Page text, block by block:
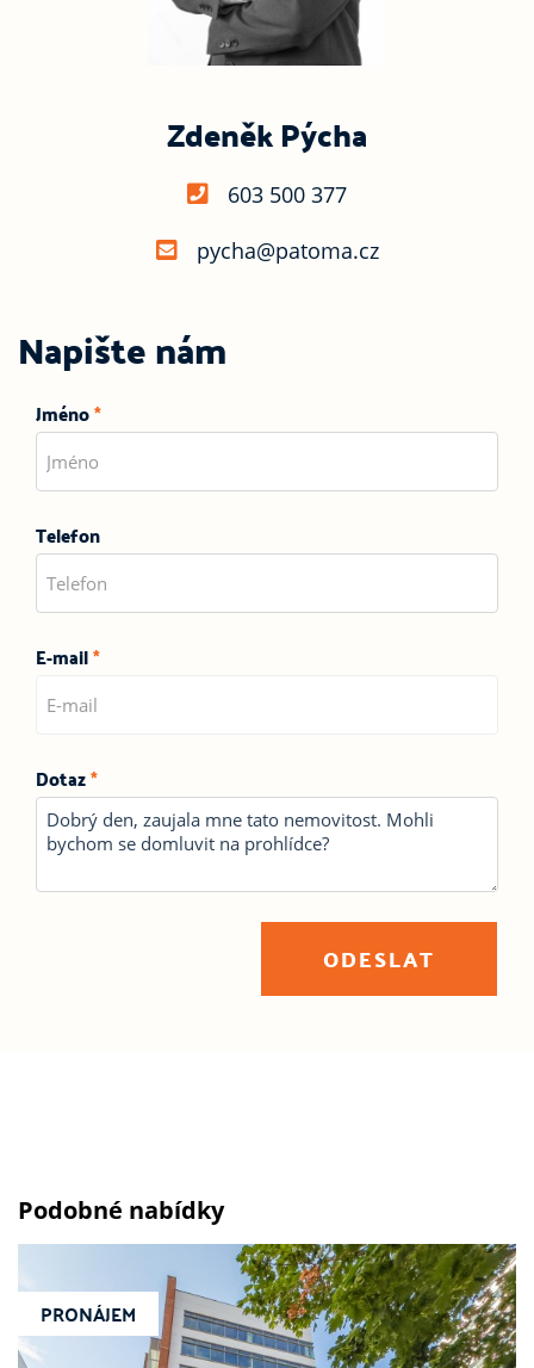
Zdeněk Pýcha
603 500 377
pycha@patoma.cz
Napište nám
Jméno*
Telefon
E-mail*
Dotaz*
ODESLAT
Podobné nabídky
PRONÁJEM